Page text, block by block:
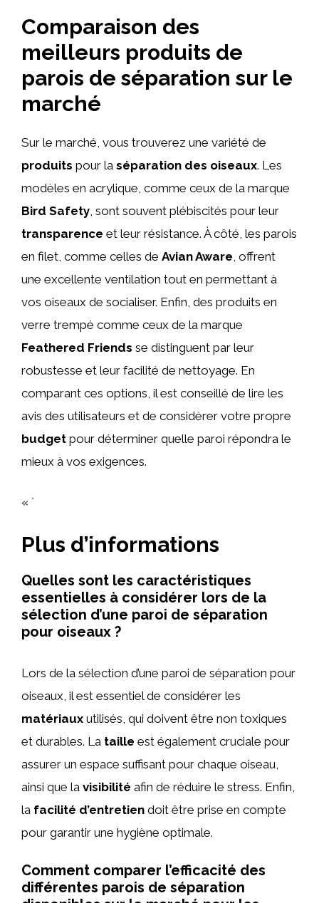
Comparaison des
meilleurs produits de
parois de séparation sur le
marché
Sur le marché, vous trouverez une variété de
produits pour la séparation des oiseaux. Les
modèles en acrylique, comme ceux de la marque
Bird Safety , sont souvent plébiscités pour leur
transparence et leur résistance. À côté, les parois
en filet, comme celles de Avian Aware , offrent
une excellente ventilation tout en permettant à
vos oiseaux de socialiser. Enfin, des produits en
verre trempé comme ceux de la marque
Feathered Friends se distinguent par leur
robustesse et leur facilité de nettoyage. En
comparant ces options, il est conseillé de lire les
avis des utilisateurs et de considérer votre propre
budget pour déterminer quelle paroi répondra le
mieux à vos exigences.
« `
Plus d’informations
Quelles sont les caractéristiques
essentielles à considérer lors de la
sélection d’une paroi de séparation
pour oiseaux ?
Lors de la sélection d’une paroi de séparation pour
oiseaux, il est essentiel de considérer les
matériaux utilisés, qui doivent être non toxiques
et durables. La taille est également cruciale pour
assurer un espace suffisant pour chaque oiseau,
ainsi que la visibilité afin de réduire le stress. Enfin,
la facilité d’entretien doit être prise en compte
pour garantir une hygiène optimale.
Comment comparer l’efficacité des
différentes parois de séparation